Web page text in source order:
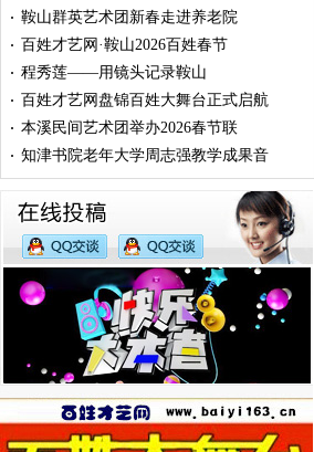
· 鞍山群英艺术团新春走进养老院
· 百姓才艺网·鞍山2026百姓春节
· 程秀莲——用镜头记录鞍山
· 百姓才艺网盘锦百姓大舞台正式启航
· 本溪民间艺术团举办2026春节联
· 知津书院老年大学周志强教学成果音